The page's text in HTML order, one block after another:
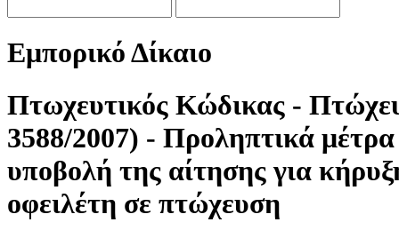
Εμπορικό Δίκαιο
Πτωχευτικός Κώδικας -
3588/2007) - Προληπτικά
υποβολή της αίτησης για
οφειλέτη σε πτώχευση